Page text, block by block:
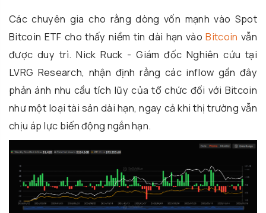
Các chuyên gia cho rằng dòng vốn mạnh vào Spot
Bitcoin ETF cho thấy niềm tin dài hạn vàoBitcoin vẫn
được duy trì. Nick Ruck - Giám đốc Nghiên cứu tại
LVRG Research, nhận định rằng các inflow gần đây
phản ánh nhu cầu tích lũy của tổ chức đối với Bitcoin
như một loại tài sản dài hạn, ngay cả khi thị trường vẫn
chịu áp lực biến động ngắn hạn.